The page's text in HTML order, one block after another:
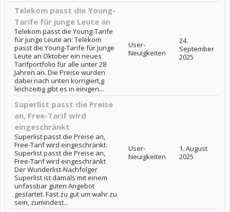
Telekom passt die Young-
Tarife für junge Leute an
Telekom passt die Young-Tarife
für junge Leute an: Telekom
passt die Young-Tarife für junge
Leute an Oktober ein neues
Tarifportfolio für alle unter 28
Jahren an. Die Preise wurden
dabei nach unten korrigiert,g
leichzeitig gibt es in einigen...
User-
Neuigkeiten
24.
September
2025
Superlist passt die Preise
an, Free-Tarif wird
eingeschränkt
Superlist passt die Preise an,
Free-Tarif wird eingeschränkt:
Superlist passt die Preise an,
Free-Tarif wird eingeschränkt
Der Wunderlist-Nachfolger
Superlist ist damals mit einem
unfassbar guten Angebot
gestartet. Fast zu gut um wahr zu
sein, zumindest...
User-
Neuigkeiten
1. August
2025